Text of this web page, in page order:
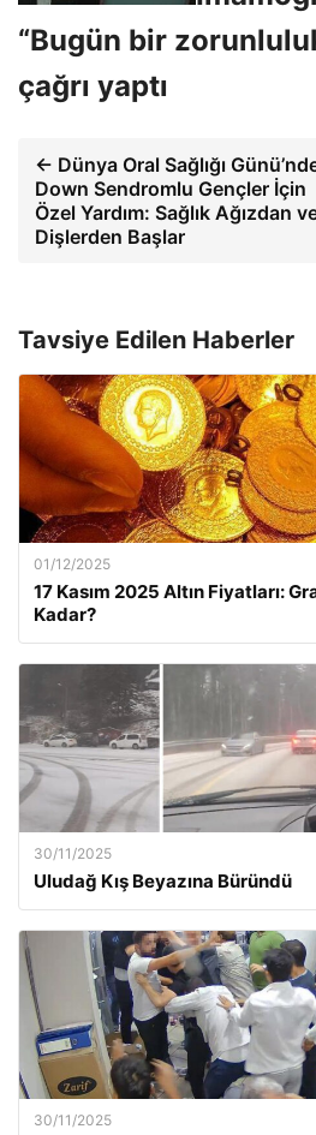
“Bugün bir
çağrı yaptı
← Dünya Oral Sağlığı
Down Sendromlu Gençler İçin
Özel Yardım: Sağlık Ağızdan
Dişlerden Başlar
Tavsiye Edilen Haberler
01/12/2025
17 Kasım 2025 Altın Fiyatları:
Kadar?
30/11/2025
Uludağ Kış Beyazına Büründü
30/11/2025